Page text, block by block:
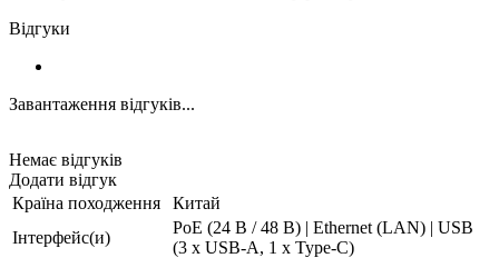
Відгуки
Завантаження відгуків...
Немає відгуків
Додати відгук
Країна походження
Китай
Інтерфейс(и)
PoE (24 В / 48 В) | Ethernet (LAN) | USB
(3 x USB-A, 1 x Type-C)